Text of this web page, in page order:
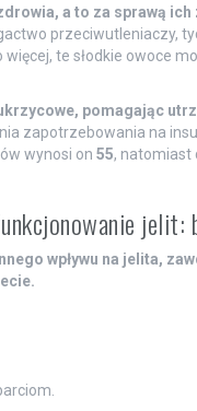
a to za sprawą
przeciwutleniaczy,
te słodkie owoce
pomagając
zapotrzebowania na
wynosi on 55, natomiast
jelit:
wpływu na jelita,